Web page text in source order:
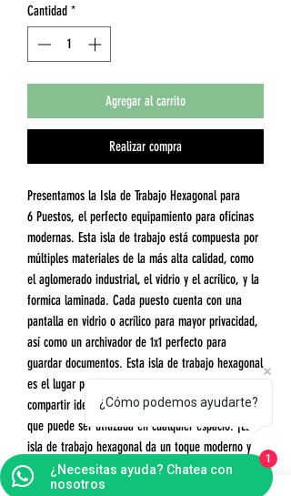
Cantidad *
Agregar al carrito
Realizar compra
Presentamos la Isla de Trabajo Hexagonal para
6 Puestos, el perfecto equipamiento para oficinas
modernas. Esta isla de trabajo está compuesta por
múltiples materiales de la más alta calidad, como
el aglomerado industrial, el vidrio y el acrílico, y la
formica laminada. Cada puesto cuenta con una
pantalla en vidrio o acrílico para mayor privacidad,
así como un archivador de 1x1 perfecto para
guardar documentos. Esta isla de trabajo hexagonal
es el lugar perfecto para trabajar en equipo y
compartir ideas, ofreciendo una estructura única
que puede ser utilizada en cualquier espacio. ¡Esta
isla de trabajo hexagonal da un toque moderno y
elegante a cualquier oficina!
¿Cómo podemos ayudarte?
¿Necesitas ayuda? Chatea con
nosotros
1